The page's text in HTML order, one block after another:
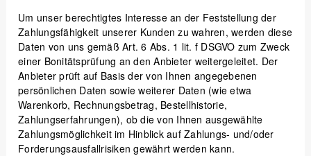
Um unser berechtigtes Interesse an der Feststellung der
Zahlungsfähigkeit unserer Kunden zu wahren, werden diese
Daten von uns gemäß Art. 6 Abs. 1 lit. f DSGVO zum Zweck
einer Bonitätsprüfung an den Anbieter weitergeleitet. Der
Anbieter prüft auf Basis der von Ihnen angegebenen
persönlichen Daten sowie weiterer Daten (wie etwa
Warenkorb, Rechnungsbetrag, Bestellhistorie,
Zahlungserfahrungen), ob die von Ihnen ausgewählte
Zahlungsmöglichkeit im Hinblick auf Zahlungs- und/oder
Forderungsausfallrisiken gewährt werden kann.